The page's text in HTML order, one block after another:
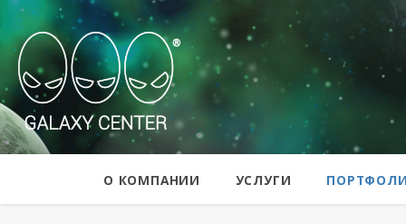
Galaxy Center
О КОМПАНИИ УСЛУГИ